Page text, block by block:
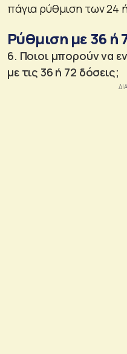
πάγια ρύθμιση των 24
Ρύθμιση με 36 ή
6. Ποιοι μπορούν να
με τις 36 ή 72 δόσεις;